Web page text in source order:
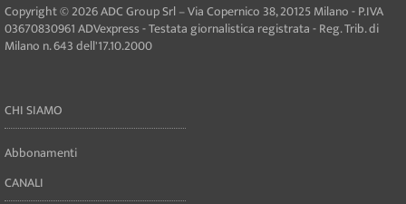
Copyright © 2026 ADC Group Srl – Via Copernico 38, 20125 Milano - P.IVA
03670830961 ADVexpress - Testata giornalistica registrata - Reg. Trib. di
Milano n. 643 dell'17.10.2000
CHI SIAMO
Abbonamenti
CANALI